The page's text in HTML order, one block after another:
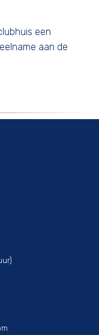
een
aan de